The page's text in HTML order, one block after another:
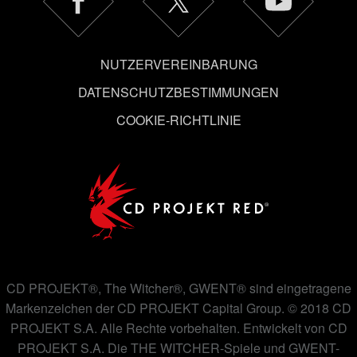
ändern kannst.
NUTZERVEREINBARUNG
DATENSCHUTZBESTIMMUNGEN
COOKIE-RICHTLINIE
CD PROJEKT®, The Witcher®, GWENT® sind eingetragene
Markenzeichen der CD PROJEKT Capital Group. © 2018 CD
PROJEKT S.A. Alle Rechte vorbehalten. Entwickelt von CD
PROJEKT S.A. Die THE WITCHER-Spiele und GWENT-